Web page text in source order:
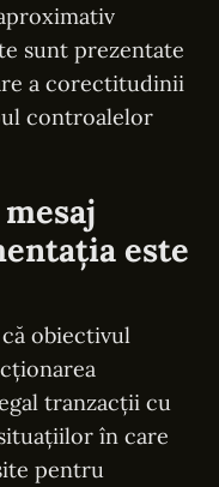
sunt prezentate
a corectitudinii
controalelor
este
obiectivul
tranzacții cu
în care
pentru